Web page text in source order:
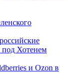
под Хотенем
и Ozon в